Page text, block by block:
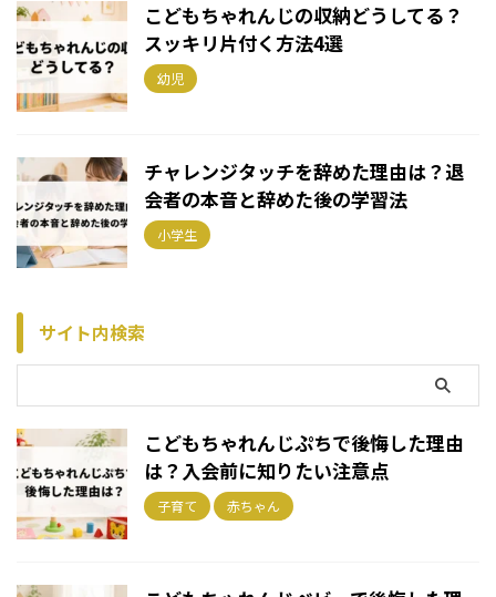
こどもちゃれんじの収納どうしてる？
スッキリ片付く方法4選
幼児
チャレンジタッチを辞めた理由は？退
会者の本音と辞めた後の学習法
小学生
サイト内検索
こどもちゃれんじぷちで後悔した理由
は？入会前に知りたい注意点
子育て 赤ちゃん